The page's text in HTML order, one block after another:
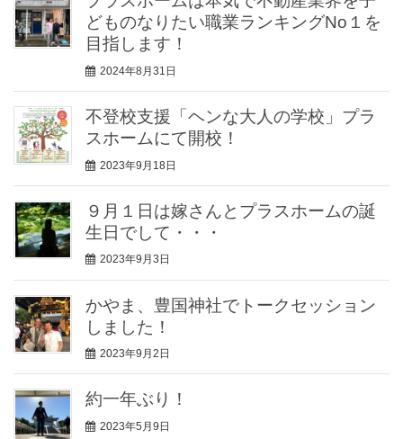
どものなりたい職業ランキングNo１を
目指します！
2024年8月31日
不登校支援「ヘンな大人の学校」プラ
スホームにて開校！
2023年9月18日
９月１日は嫁さんとプラスホームの誕
生日でして・・・
2023年9月3日
かやま、豊国神社でトークセッション
しました！
2023年9月2日
約一年ぶり！
2023年5月9日